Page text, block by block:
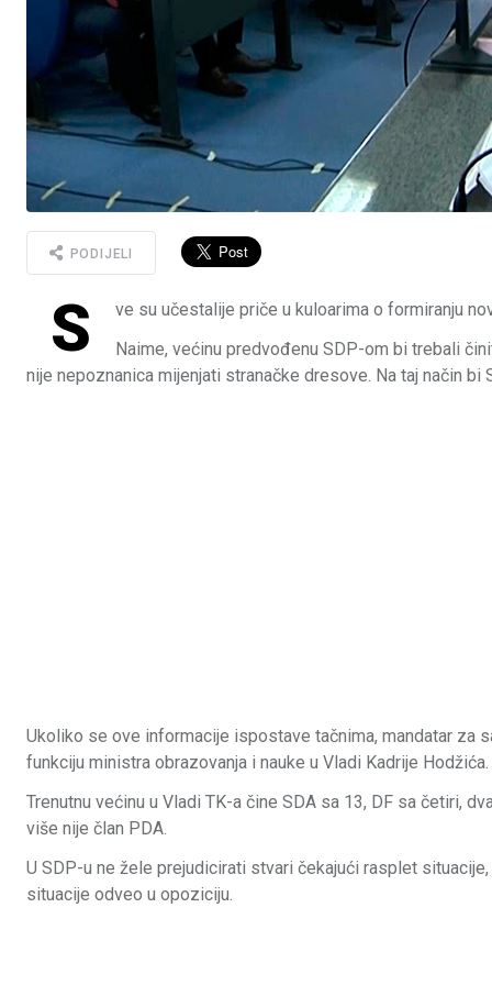
PODIJELI
S
ve su učestalije priče u kuloarima o formiranju
Naime, većinu predvođenu SDP-om bi trebali
nije nepoznanica mijenjati stranačke dresove. Na taj način
Ukoliko se ove informacije ispostave tačnima, mandatar za
funkciju ministra obrazovanja i nauke u Vladi Kadrije Hodžića.
Trenutnu većinu u Vladi TK-a čine SDA sa 13, DF sa četiri,
više nije član PDA.
U SDP-u ne žele prejudicirati stvari čekajući rasplet
situacije odveo u opoziciju.